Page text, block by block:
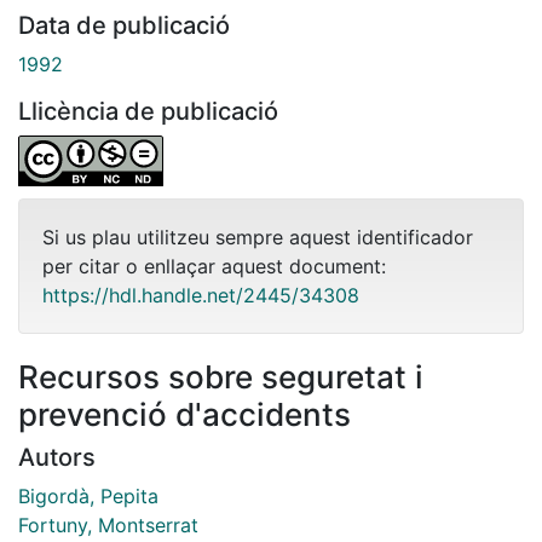
Data de publicació
1992
Llicència de publicació
Si us plau utilitzeu sempre aquest identificador
per citar o enllaçar aquest document:
https://hdl.handle.net/2445/34308
Recursos sobre seguretat i
prevenció d'accidents
Autors
Bigordà, Pepita
Fortuny, Montserrat